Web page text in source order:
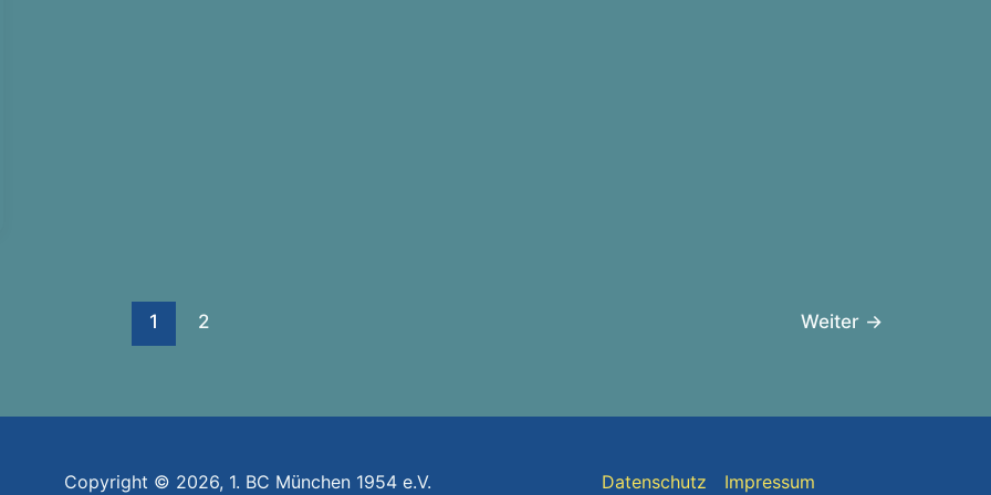
1 2 Weiter →
Copyright © 2026, 1. BC München 1954 e.V. Datenschutz Impressum